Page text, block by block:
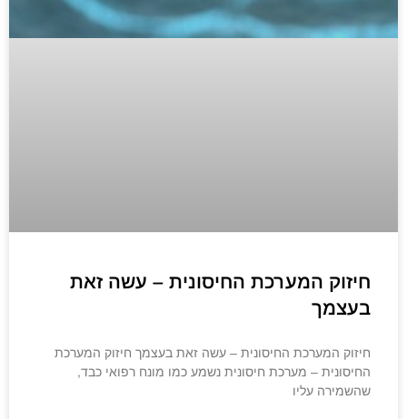
חיזוק המערכת החיסונית – עשה זאת
בעצמך
חיזוק המערכת החיסונית – עשה זאת בעצמך חיזוק המערכת
החיסונית – מערכת חיסונית נשמע כמו מונח רפואי כבד,
שהשמירה עליו